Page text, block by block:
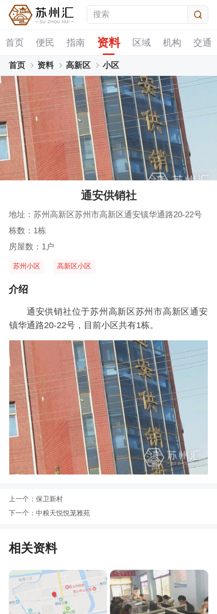
首页 便民 指南 资料 区域 机构 交通
首页 资料 高新区 小区
通安供销社
地址：苏州高新区苏州市高新区通安镇华通路20-22号
栋数：1栋
房屋数：1户
苏州小区 高新区小区
介绍
通安供销社位于苏州高新区苏州市高新区通安
镇华通路20-22号，目前小区共有1栋。
上一个： 保卫新村
下一个： 中粮天悦悦茏雅苑
相关资料